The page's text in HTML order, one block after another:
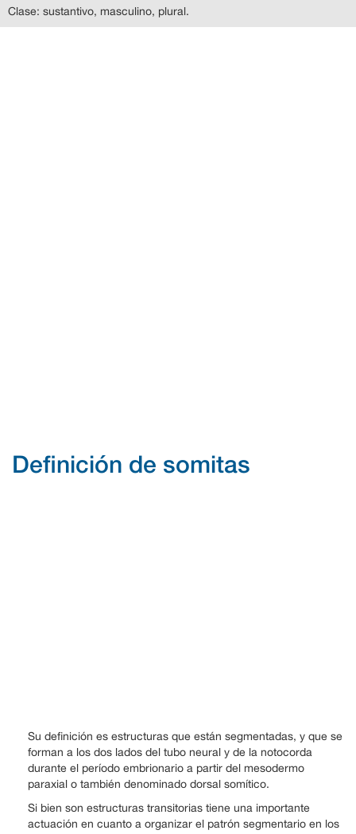
Clase: sustantivo, masculino, plural.
Definición de somitas
Su definición es estructuras que están segmentadas, y que se
forman a los dos lados del tubo neural y de la notocorda
durante el período embrionario a partir del mesodermo
paraxial o también denominado dorsal somítico.
Si bien son estructuras transitorias tiene una importante
actuación en cuanto a organizar el patrón segmentario en los